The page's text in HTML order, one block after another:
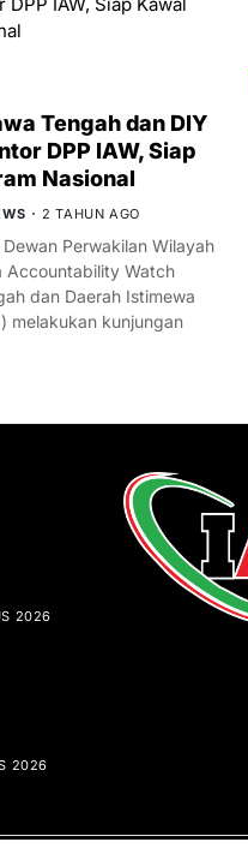
Tengah dan DIY
DPP IAW, Siap
Nasional
2 TAHUN AGO
Perwakilan Wilayah
Accountability Watch
dan Daerah Istimewa
melakukan kunjungan
2026
2026